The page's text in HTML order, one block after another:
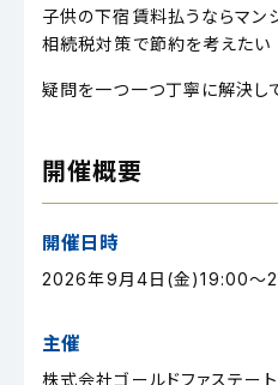
子供の下宿賃料払うならマン
相続税対策で節約を考えたい
疑問を一つ一つ丁寧に解決し
開催概要
開催日時
2026年9月4日(金)19:00～
主催
株式会社ゴールドファステート